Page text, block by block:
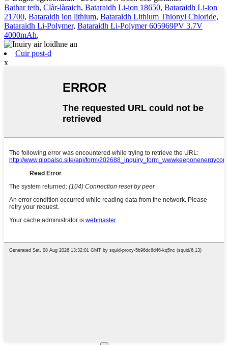
Bathar teth, Clàr-làraich, Bataraidh Li-ion 18650, Bataraidh Li-ion
21700, Bataraidh ion lithium, Bataraidh Lithium Thionyl Chloride,
Bataraidh Li-Polymer, Bataraidh Li-Polymer 605969PV 3.7V
4000mAh,
Cuir post-d
x